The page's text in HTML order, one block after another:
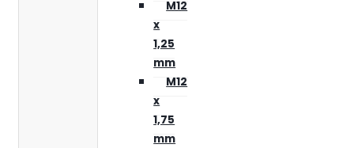
M12
x
1,25
mm
M12
x
1,75
mm